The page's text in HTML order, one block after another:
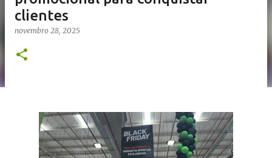
clientes
novembro 28, 2025